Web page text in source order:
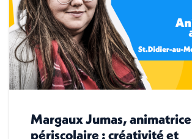
Margaux Jumas, animatrice
périscolaire : créativité et